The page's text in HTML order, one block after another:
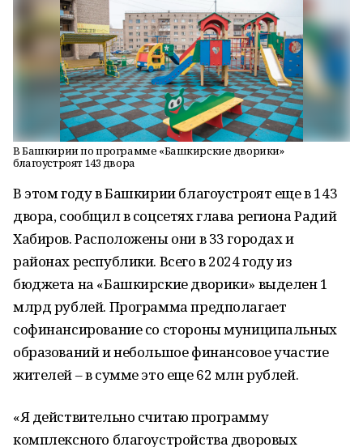
В Башкирии по программе «Башкирские дворики»
благоустроят 143 двора
В этом году в Башкирии благоустроят еще в 143
двора, сообщил в соцсетях глава региона Радий
Хабиров. Расположены они в 33 городах и
районах республики. Всего в 2024 году из
бюджета на «Башкирские дворики» выделен 1
млрд рублей. Программа предполагает
софинансирование со стороны муниципальных
образований и небольшое финансовое участие
жителей – в сумме это еще 62 млн рублей.
«Я действительно считаю программу
комплексного благоустройства дворовых